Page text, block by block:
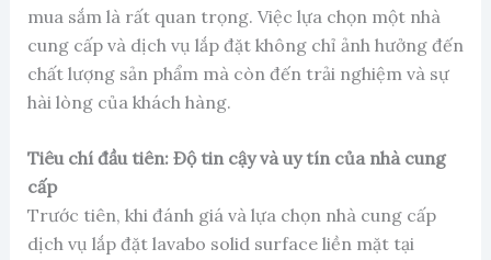
mua sắm là rất quan trọng. Việc lựa chọn một nhà
cung cấp và dịch vụ lắp đặt không chỉ ảnh hưởng đến
chất lượng sản phẩm mà còn đến trải nghiệm và sự
hài lòng của khách hàng.
Tiêu chí đầu tiên: Độ tin cậy và uy tín của nhà cung
cấp
Trước tiên, khi đánh giá và lựa chọn nhà cung cấp
dịch vụ lắp đặt lavabo solid surface liền mặt tại